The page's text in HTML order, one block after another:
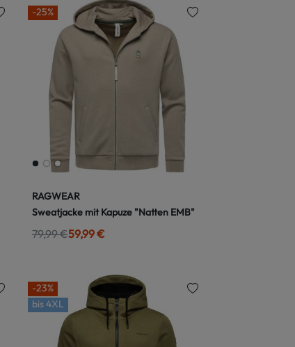
-25%
RAGWEAR
Sweatjacke mit Kapuze "Natten EMB"
79,99 €59,99 €
-23%
bis4XL